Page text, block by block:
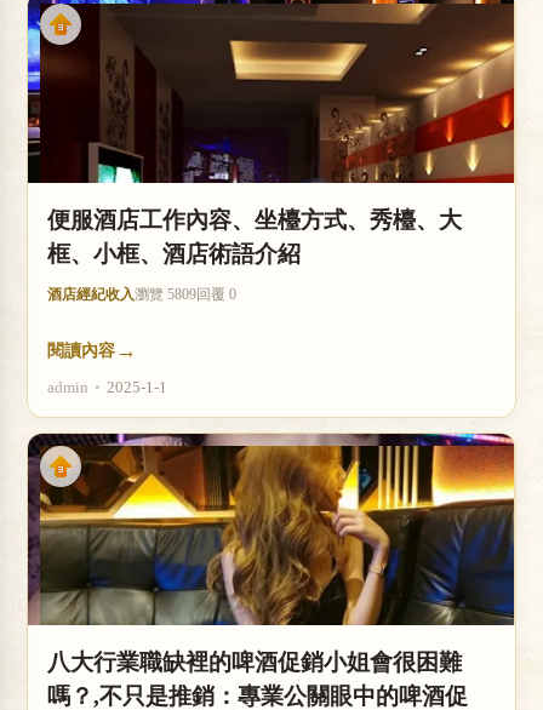
便服酒店工作內容、坐檯方式、秀檯、大
框、小框、酒店術語介紹
酒店經紀收入瀏覽 5809回覆 0
閱讀內容 →
admin • 2025-1-1
八大行業職缺裡的啤酒促銷小姐會很困難
嗎？,不只是推銷：專業公關眼中的啤酒促